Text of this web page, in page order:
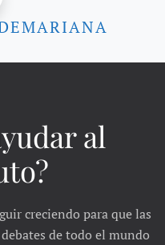
al
creciendo para que las
de todo el mundo